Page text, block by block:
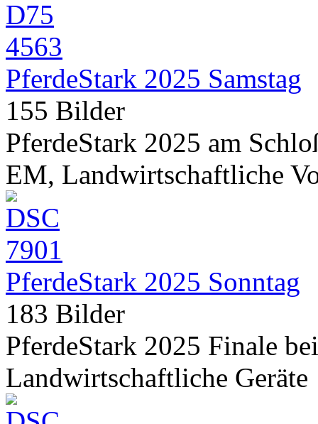
PferdeStark 2025 Samstag
155 Bilder
PferdeStark 2025 am
EM, Landwirtschaftliche
PferdeStark 2025 Sonntag
183 Bilder
PferdeStark 2025 Finale
Landwirtschaftliche Geräte